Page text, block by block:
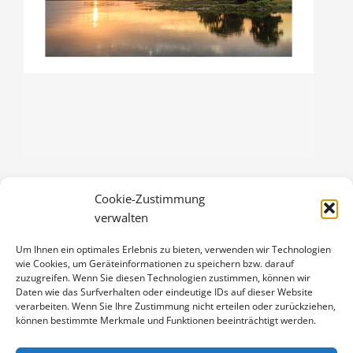
Cookie-Zustimmung
verwalten
Um Ihnen ein optimales Erlebnis zu bieten, verwenden wir Technologien
wie Cookies, um Geräteinformationen zu speichern bzw. darauf
zuzugreifen. Wenn Sie diesen Technologien zustimmen, können wir
Daten wie das Surfverhalten oder eindeutige IDs auf dieser Website
verarbeiten. Wenn Sie Ihre Zustimmung nicht erteilen oder zurückziehen,
können bestimmte Merkmale und Funktionen beeinträchtigt werden.
SONNENAUFGANG AN DER ELBE
Enthält 19% Mwst.
Versand
Klappkarte DIN A6 (105 x 148 mm), mit Originalfoto (ca. 90 x 130
mm) und Umschlag
SONNENAUFGANG